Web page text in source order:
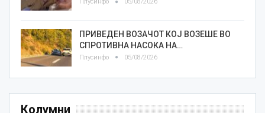
Плусинфо 05/08/2026
ПРИВЕДЕН ВОЗАЧОТ КОЈ ВОЗЕШЕ ВО
СПРОТИВНА НАСОКА НА…
Плусинфо 05/08/2026
Колумни